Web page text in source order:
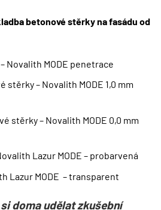
betonové stěrky na fasádu od
Novalith MODE penetrace
– Novalith MODE 1,0 mm
stěrky – Novalith MODE 0,0 mm
Lazur MODE – probarvená
Lazur MODE – transparent
doma udělat zkušební